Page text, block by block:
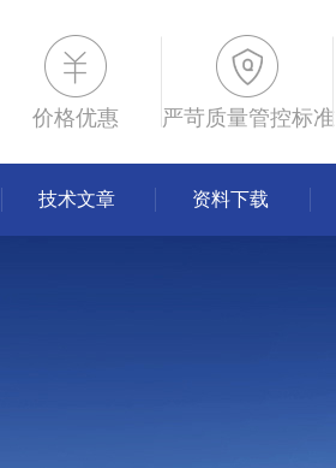
价格优惠 严苛质量管控标准
技术文章 资料下载